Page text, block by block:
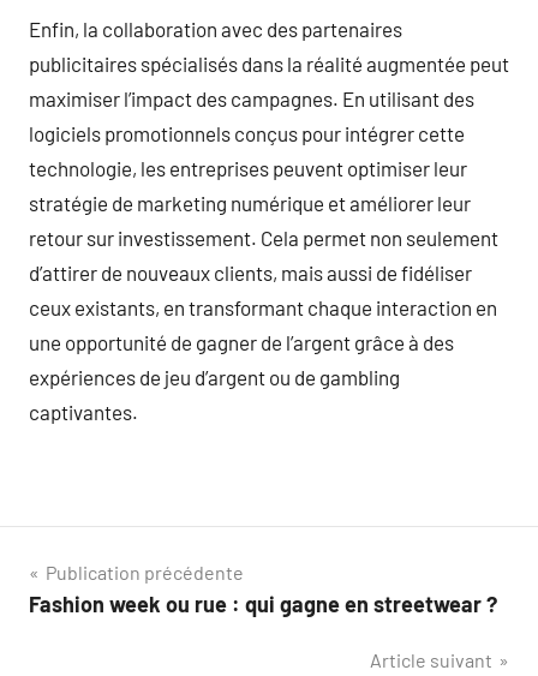
Enfin, la collaboration avec des partenaires
publicitaires spécialisés dans la réalité augmentée peut
maximiser l’impact des campagnes. En utilisant des
logiciels promotionnels conçus pour intégrer cette
technologie, les entreprises peuvent optimiser leur
stratégie de marketing numérique et améliorer leur
retour sur investissement. Cela permet non seulement
d’attirer de nouveaux clients, mais aussi de fidéliser
ceux existants, en transformant chaque interaction en
une opportunité de gagner de l’argent grâce à des
expériences de jeu d’argent ou de gambling
captivantes.
Navigation
de
Publication précédente
Fashion week ou rue : qui gagne en streetwear ?
Article suivant